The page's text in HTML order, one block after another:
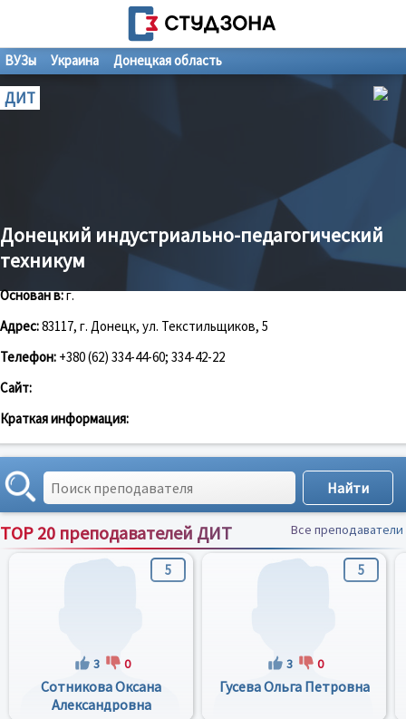
ВУЗы Украина Донецкая область
ДИТ
Донецкий индустриально-педагогический
техникум
Основан в:г.
Адрес:83117, г. Донецк, ул. Текстильщиков, 5
Телефон: +380 (62) 334-44-60; 334-42-22
Сайт:
Краткая информация:
TOP 20 преподавателей ДИТ Все преподаватели
5
3 0
Сотникова Оксана
Александровна
5
3 0
Гусева Ольга Петровна